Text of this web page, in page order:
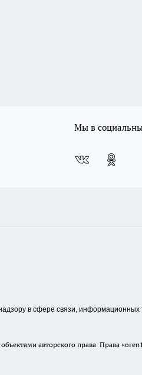
Мы в
в сфере связи, информационных
авторского права. Права